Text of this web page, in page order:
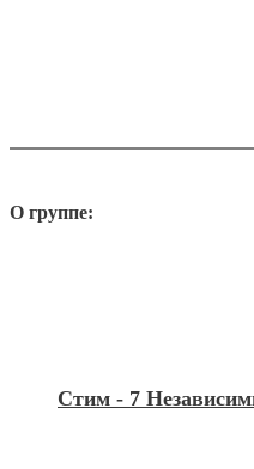
О группе:
Стим - 7